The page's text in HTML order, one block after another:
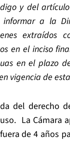
y del
informar a la
extraídos
en el inciso
en el plazo
vigencia de
del derecho
La Cámara
de 4 años